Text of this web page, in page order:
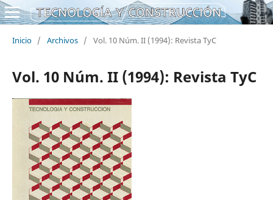
Inicio / Archivos / Vol. 10 Núm. II (1994): Revista TyC
Vol. 10 Núm. II (1994): Revista TyC